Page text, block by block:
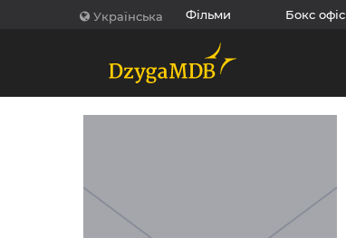
Українська Фільми Бокс офіс